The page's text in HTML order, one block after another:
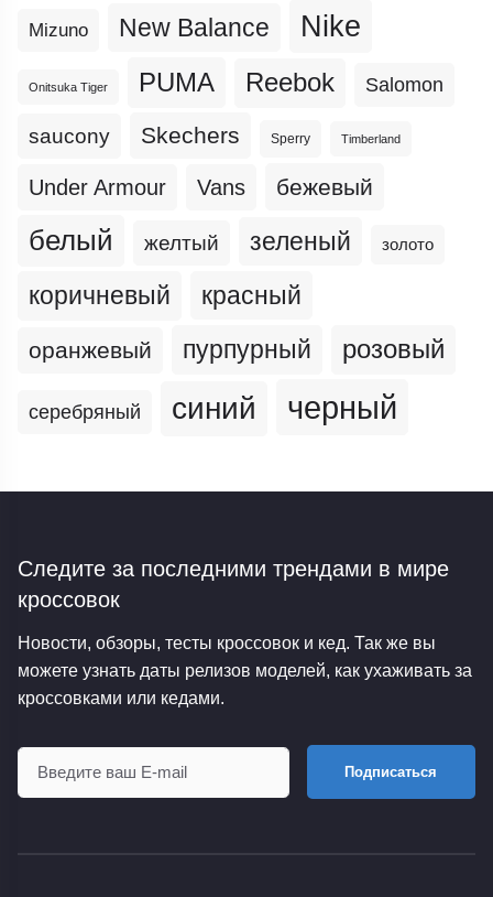
Mizuno New Balance Nike
Onitsuka Tiger PUMA Reebok Salomon
saucony Skechers Sperry Timberland
Under Armour Vans бежевый
белый желтый зеленый золото
коричневый красный
оранжевый пурпурный розовый
серебряный синий черный
Следите за последними трендами в мире
кроссовок
Новости, обзоры, тесты кроссовок и кед. Так же вы
можете узнать даты релизов моделей, как ухаживать за
кроссовками или кедами.
Подписаться